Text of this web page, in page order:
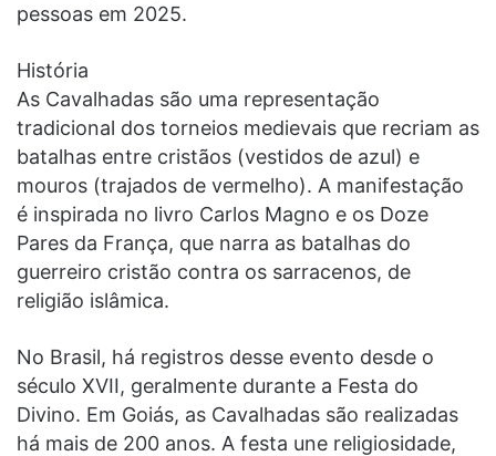
pessoas em 2025.
História
As Cavalhadas são uma representação
tradicional dos torneios medievais que recriam as
batalhas entre cristãos (vestidos de azul) e
mouros (trajados de vermelho). A manifestação
é inspirada no livro Carlos Magno e os Doze
Pares da França, que narra as batalhas do
guerreiro cristão contra os sarracenos, de
religião islâmica.
No Brasil, há registros desse evento desde o
século XVII, geralmente durante a Festa do
Divino. Em Goiás, as Cavalhadas são realizadas
há mais de 200 anos. A festa une religiosidade,